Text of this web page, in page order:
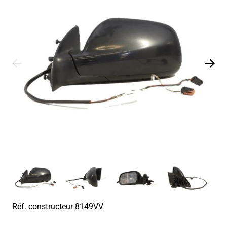
Réf. constructeur8149VV